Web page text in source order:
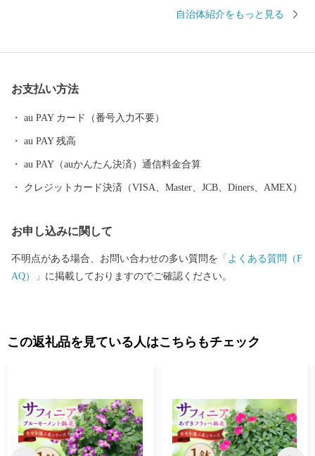
い安心して暮らせる八街」をめざして、 豊かな自然を守り、便利
自治体紹介をもっと見る
お支払い方法
au PAY カード（番号入力不要）
au PAY 残高
au PAY（auかんたん決済）通信料金合算
クレジットカード決済（VISA、Master、JCB、Diners、AMEX）
お申し込みに関して
不明点がある場合、お問い合わせの多い質問を 「よくある質問（F
AQ）」 に掲載しておりますのでご確認ください。
この返礼品を見ている人はこちらもチェック